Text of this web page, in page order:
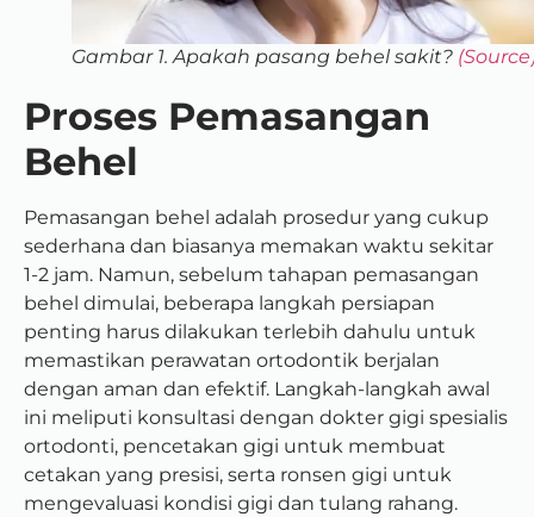
Gambar 1. Apakah pasang behel sakit?
Proses Pemasangan
Behel
Pemasangan behel adalah prosedur yang cukup
sederhana dan biasanya memakan waktu sekitar
1-2 jam. Namun, sebelum tahapan pemasangan
behel dimulai, beberapa langkah persiapan
penting harus dilakukan terlebih dahulu untuk
memastikan perawatan ortodontik berjalan
dengan aman dan efektif. Langkah-langkah awal
ini meliputi konsultasi dengan dokter gigi spesialis
ortodonti, pencetakan gigi untuk membuat
cetakan yang presisi, serta ronsen gigi untuk
mengevaluasi kondisi gigi dan tulang rahang.